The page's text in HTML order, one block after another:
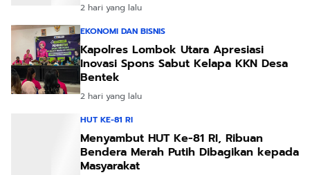
2 hari yang lalu
EKONOMI DAN BISNIS
Kapolres Lombok Utara Apresiasi
Inovasi Spons Sabut Kelapa KKN Desa
Bentek
2 hari yang lalu
HUT KE-81 RI
Menyambut HUT Ke-81 RI, Ribuan
Bendera Merah Putih Dibagikan kepada
Masyarakat